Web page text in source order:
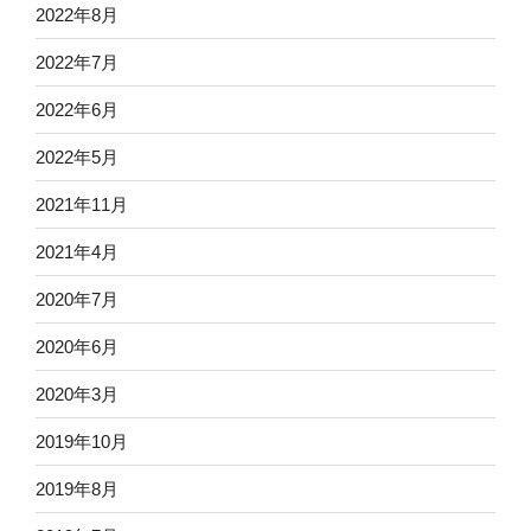
2022年8月
2022年7月
2022年6月
2022年5月
2021年11月
2021年4月
2020年7月
2020年6月
2020年3月
2019年10月
2019年8月